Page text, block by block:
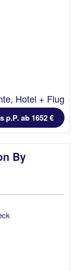
Hotel + Flug
p.P. ab 1652 €
By